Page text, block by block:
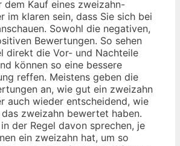
dem Kauf eines zweizahn-
im klaren sein, dass Sie sich bei
Sowohl die negativen,
Bewertungen. So sehen
direkt die Vor- und Nachteile
können so eine bessere
reffen. Meistens geben die
an, wie gut ein zweizahn
auch wieder entscheidend, wie
zweizahn bewertet haben.
der Regel davon sprechen, je
ein zweizahn hat, um so